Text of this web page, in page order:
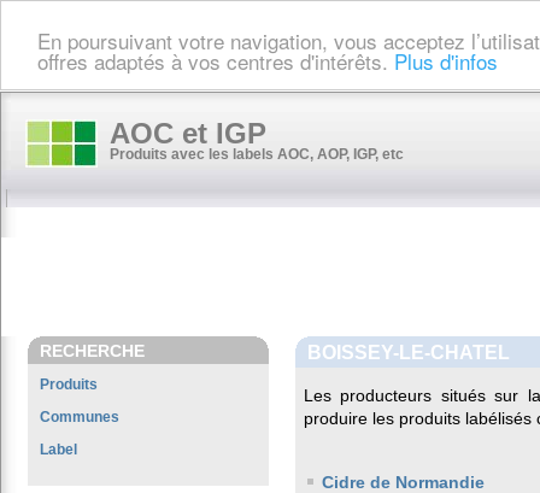
En poursuivant votre navigation, vous acceptez
offres adaptés à vos centres d'intérêts. Plus d'infos
AOC et IGP
Produits avec les labels AOC, AOP, IGP, etc
RECHERCHE
Produits
Communes
Label
BOISSEY-LE-CHATEL
Les producteurs situés sur
produire les produits labélisés
Cidre de Normandie